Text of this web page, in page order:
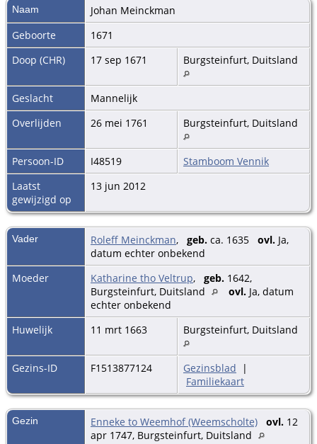
Naam Johan Meinckman
Geboorte
1671
Doop (CHR)
17 sep 1671 Burgsteinfurt, Duitsland
Geslacht
Mannelijk
Overlijden
26 mei 1761 Burgsteinfurt, Duitsland
Persoon-ID I48519
Stamboom Vennik
Laatst
gewijzigd op
13 jun 2012
Vader Roleff Meinckman, geb. ca. 1635 ovl. Ja,
datum echter onbekend
Moeder
Katharine tho Veltrup, geb. 1642,
Burgsteinfurt, Duitsland
ovl. Ja, datum
echter onbekend
Huwelijk
11 mrt 1663 Burgsteinfurt, Duitsland
Gezins-ID F1513877124 Gezinsblad |
Familiekaart
Gezin Enneke to Weemhof (Weemscholte) ovl. 12
apr 1747, Burgsteinfurt, Duitsland